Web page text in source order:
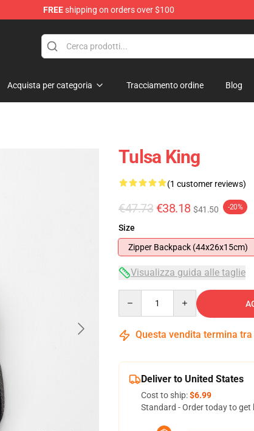
FREEshipping on orders over $100
Acquista per categoria Tracciamento ordine Blog
Tulsa King
(1 customer reviews)
€47.73 €38.18 $41.50 -20%
Size
Zipper Backpack (44x26x15cm)
Visualizza guida alle taglie
Questa vendita termina tra
Deliver to United States
Cost to ship:$6.99
Standard - Order today to get